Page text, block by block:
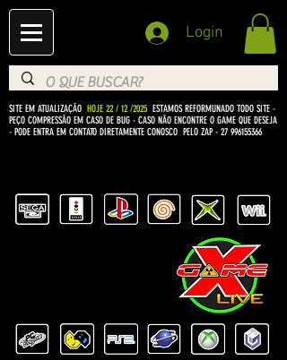
Login
SITE EM ATUALIZAÇÃO HOJE 22 / 12 /2025 ESTAMOS REFORMUNADO TODO SITE -
PEÇO COMPRESSÃO EM CASO DE BUG - CASO NÃO ENCONTRE O GAME QUE DESEJA
- PODE ENTRA EM CONTATO DIRETAMENTE CONOSCO PELO ZAP - 27 996155366